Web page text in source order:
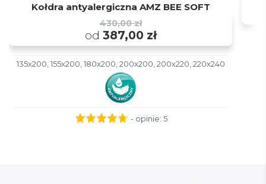
Kołdra antyalergiczna AMZ BEE SOFT
430,00 zł
od 387,00 zł
135x200, 155x200, 180x200, 200x200, 200x220, 220x240
- opinie: 5